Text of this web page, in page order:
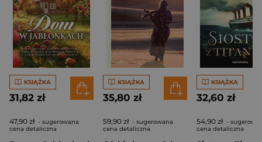
KSIĄŻKA
31,82 zł
47,90 zł - sugerowana
cena detaliczna
KSIĄŻKA
35,80 zł
59,90 zł - sugerowana
cena detaliczna
KSIĄŻKA
32,60 zł
54,90 zł -
cena detaliczna